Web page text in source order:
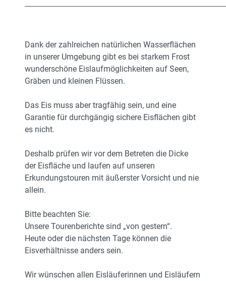
Dank der zahlreichen natürlichen Wasserflächen
in unserer Umgebung gibt es bei starkem Frost
wunderschöne Eislaufmöglichkeiten auf Seen,
Gräben und kleinen Flüssen.
Das Eis muss aber tragfähig sein, und eine
Garantie für durchgängig sichere Eisflächen gibt
es nicht.
Deshalb prüfen wir vor dem Betreten die Dicke
der Eisfläche und laufen auf unseren
Erkundungstouren mit äußerster Vorsicht und nie
allein.
Bitte beachten Sie:
Unsere Tourenberichte sind „von gestern“.
Heute oder die nächsten Tage können die
Eisverhältnisse anders sein.
Wir wünschen allen Eisläuferinnen und Eisläufern